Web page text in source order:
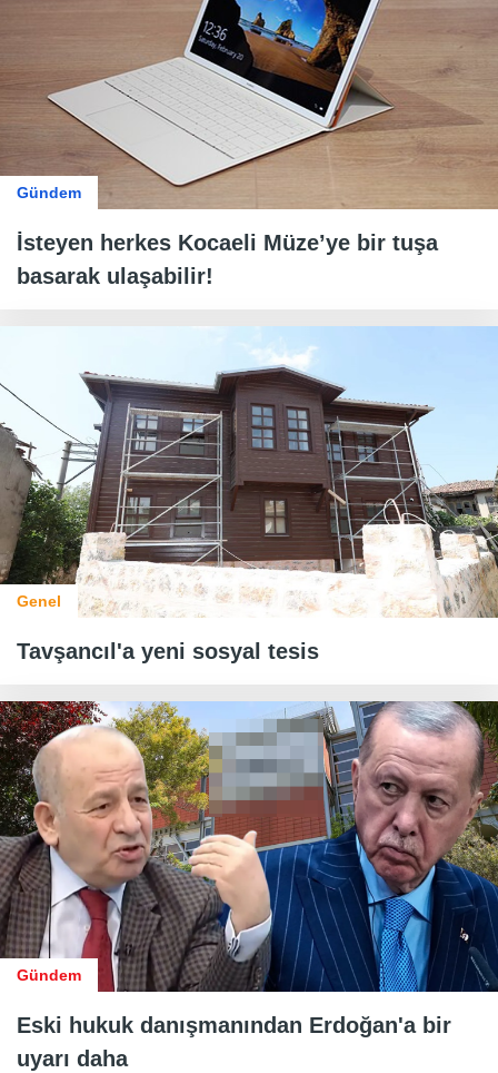
Gündem
İsteyen herkes Kocaeli Müze’ye bir tuşa
basarak ulaşabilir!
Genel
Tavşancıl'a yeni sosyal tesis
Gündem
Eski hukuk danışmanından Erdoğan'a bir
uyarı daha